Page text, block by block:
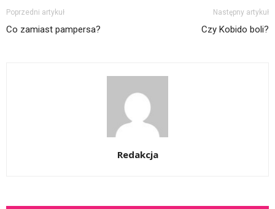
Poprzedni artykuł
Co zamiast pampersa?
Następny artykuł
Czy Kobido boli?
Redakcja